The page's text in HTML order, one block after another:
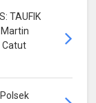
TAUFIK
Martin
Catut